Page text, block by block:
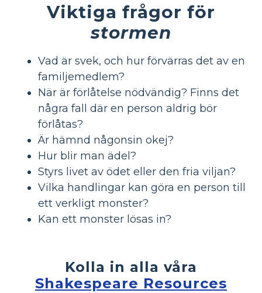
Viktiga frågor för
stormen
Vad är svek, och hur förvärras det av en
familjemedlem?
När är förlåtelse nödvändig? Finns det
några fall där en person aldrig bör
förlåtas?
Är hämnd någonsin okej?
Hur blir man ädel?
Styrs livet av ödet eller den fria viljan?
Vilka handlingar kan göra en person till
ett verkligt monster?
Kan ett monster lösas in?
Kolla in alla våra
Shakespeare Resources